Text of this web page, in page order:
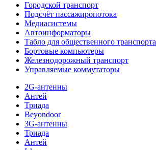
Городской транспорт
Подсчёт пассажиропотока
Медиасистемы
Автоинформаторы
Табло для общественного транспорта
Бортовые компьютеры
Железнодорожный транспорт
Управляемые коммутаторы
2G-антенны
Антей
Триада
Beyondoor
3G-антенны
Триада
Антей